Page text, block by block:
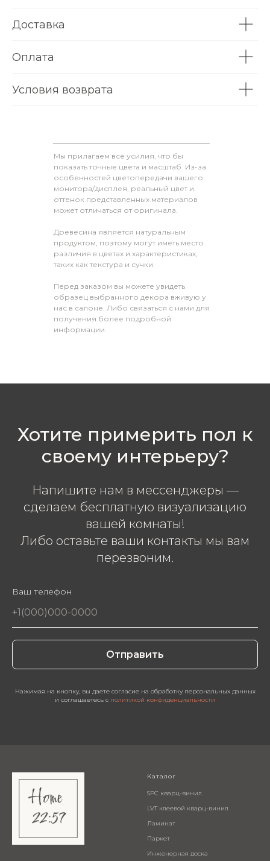
Доставка
Оплата
Условия возврата
Мы прилагаем все усилия, что бы
показать точные цвета и масштаб. Из-за
особенностей цветопередачи вашего
монитора/дисплея, реальный цвет и
оттенок представленных материалов
может отличаться от оригинала.
Древесина является натуральным
продуктом, поэтому могут иметь место
различия в цветах и характеристиках,
таких как текстура и сучки.
Перед заказом вы можете увидеть
образец выбранного декора вживую у
нас в салоне. Либо связаться с нами для
получения более подробной
информации.
Хотите примерить пол к
своему интерьеру?
Напишите нам в мессенджеры —
сделаем бесплатную визуализацию
вашей комнаты!
Либо оставьте ваши контакты мы вам
перезвоним.
Ваш телефон
Отправить
Нажимая на кнопку, вы даете согласие на обработку персональных данных
и соглашаетесь c политикой конфиденциальности
Каталог
SPC кварц-винил
LVT клеевой кварц-винил
Ламинат
Паркет
Инженерная доска